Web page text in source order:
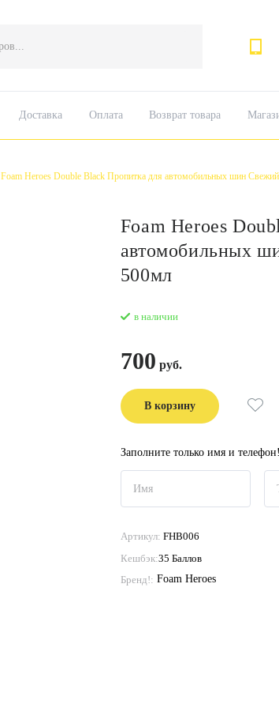
Доставка Оплата Возврат товара
Foam Heroes Double Black Пропитка для автомобильных шин
Foam Heroes
автомобильных
500мл
в наличии
700
В корзину
Заполните только имя и
Артикул: FHB006
Кешбэк:35 Баллов
Бренд!: Foam Heroes